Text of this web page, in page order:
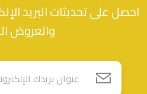
احصل على تحديثات البريد
والعروض